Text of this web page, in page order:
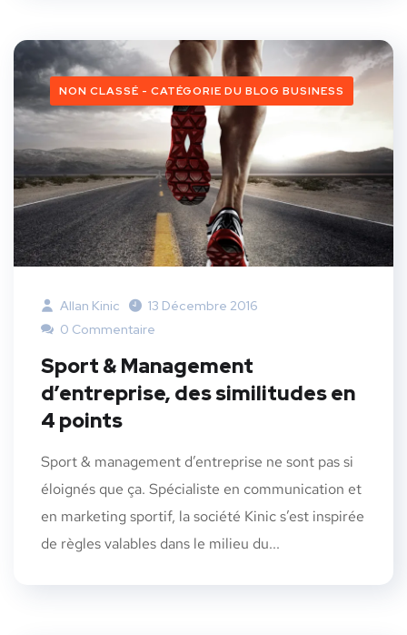
NON CLASSÉ - CATÉGORIE DU BLOG BUSINESS
Allan Kinic
13 Décembre 2016
0 Commentaire
Sport & Management
d’entreprise, des similitudes en
4 points
Sport & management d’entreprise ne sont pas si
éloignés que ça. Spécialiste en communication et
en marketing sportif, la société Kinic s’est inspirée
de règles valables dans le milieu du...